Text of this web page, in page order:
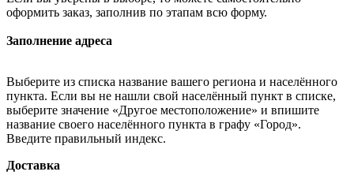
оформить заказ, заполнив по этапам всю форму.
Заполнение адреса
Выберите из списка название вашего региона и населённого
пункта. Если вы не нашли свой населённый пункт в списке,
выберите значение «Другое местоположение» и впишите
название своего населённого пункта в графу «Город».
Введите правильный индекс.
Доставка